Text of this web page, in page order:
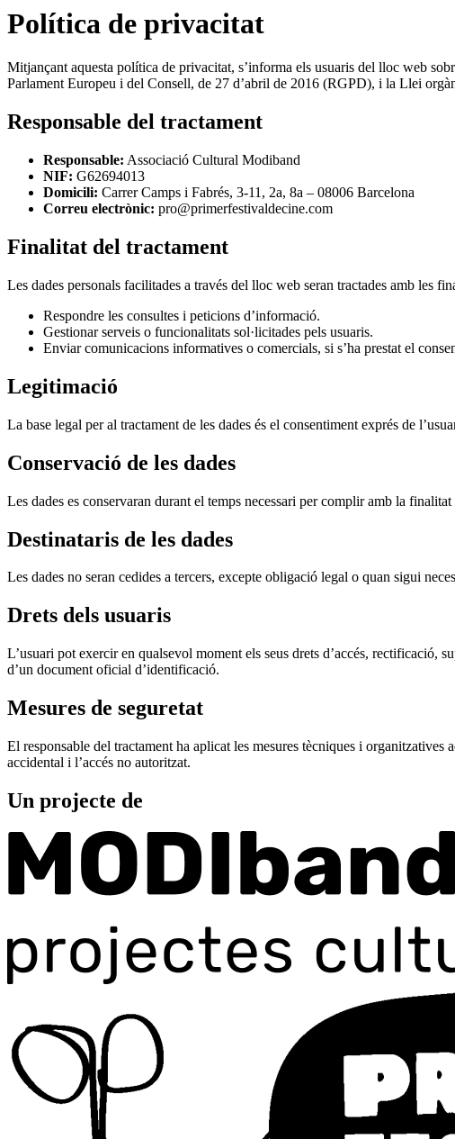
Política de privacitat
Mitjançant aquesta política de privacitat, s’informa els usuaris del lloc web
Parlament Europeu i del Consell, de 27 d’abril de 2016 (RGPD), i la Llei
Responsable del tractament
Responsable: Associació Cultural Modiband
NIF: G62694013
Domicili: Carrer Camps i Fabrés, 3-11, 2a, 8a – 08006 Barcelona
Correu electrònic: pro@primerfestivaldecine.com
Finalitat del tractament
Les dades personals facilitades a través del lloc web seran tractades amb les
Respondre les consultes i peticions d’informació.
Gestionar serveis o funcionalitats sol·licitades pels usuaris.
Enviar comunicacions informatives o comercials, si s’ha prestat el
Legitimació
La base legal per al tractament de les dades és el consentiment exprés de
Conservació de les dades
Les dades es conservaran durant el temps necessari per complir amb la
Destinataris de les dades
Les dades no seran cedides a tercers, excepte obligació legal o quan sigui
Drets dels usuaris
L’usuari pot exercir en qualsevol moment els seus drets d’accés,
d’un document oficial d’identificació.
Mesures de seguretat
El responsable del tractament ha aplicat les mesures tècniques i
accidental i l’accés no autoritzat.
Un projecte de